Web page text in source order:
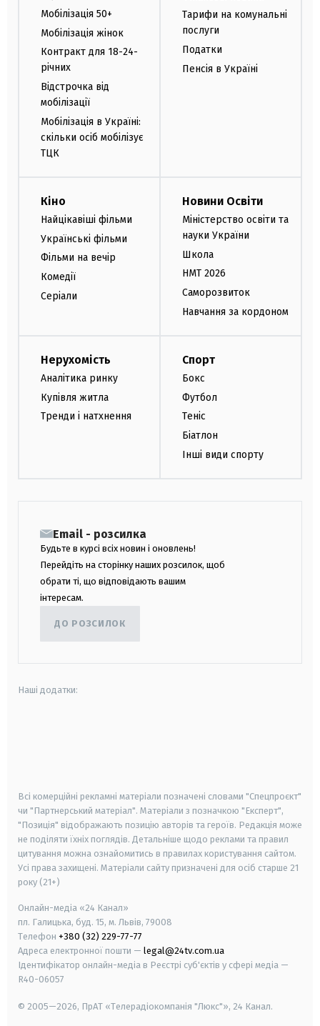
Мобілізація 50+
Мобілізація жінок
Контракт для 18-24-
річних
Відстрочка від
мобілізації
Мобілізація в Україні:
скільки осіб мобілізує
ТЦК
Тарифи на комунальні
послуги
Податки
Пенсія в Україні
Кіно
Найцікавіші фільми
Українські фільми
Фільми на вечір
Комедії
Серіали
Новини Освіти
Міністерство освіти та
науки України
Школа
НМТ 2026
Саморозвиток
Навчання за кордоном
Нерухомість
Аналітика ринку
Купівля житла
Тренди і натхнення
Спорт
Бокс
Футбол
Теніс
Біатлон
Інші види спорту
Email - розсилка
Будьте в курсі всіх новин і оновлень!
Перейдіть на сторінку наших розсилок, щоб
обрати ті, що відповідають вашим
інтересам.
ДО РОЗСИЛОК
Наші додатки:
Всі комерційні рекламні матеріали позначені словами "Спецпроєкт"
чи "Партнерський матеріал". Матеріали з позначкою "Експерт",
"Позиція" відображають позицію авторів та героїв. Редакція може
не поділяти їхніх поглядів. Детальніше щодо реклами та правил
цитування можна ознайомитись в правилах користування сайтом.
Усі права захищені. Матеріали сайту призначені для осіб старше 21
року (21+)
Онлайн-медіа «24 Канал»
пл. Галицька, буд. 15, м. Львів, 79008
Телефон +380 (32) 229-77-77
Адреса електронної пошти — legal@24tv.com.ua
Ідентифікатор онлайн-медіа в Реєстрі суб'єктів у сфері медіа —
R40-06057
© 2005—2026, ПрАТ «Телерадіокомпанія "Люкс"», 24 Канал.